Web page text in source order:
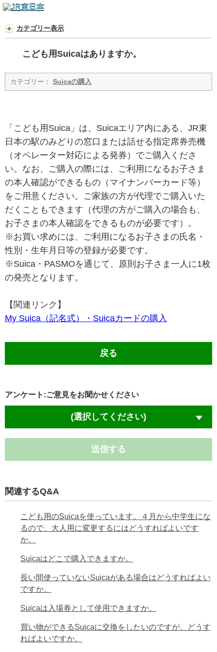
カテゴリー表示
こども用Suicaはありますか。
カテゴリー： Suicaの購入
「こども用Suica」は、Suicaエリア内にある、JR東
日本の駅のみどりの窓口または話せる指定席券売機
（オペレーター対応による発券）でご購入くださ
い。なお、ご購入の際には、ご利用になるお子さま
の本人確認ができるもの（マイナンバーカード等）
をご用意ください。ご家族の方が代理でご購入いた
だくこともできます（代理の方がご購入の場合も、
お子さまの本人確認をできるものが必要です）。
※お買い求めには、ご利用になるお子さまの氏名・
性別・生年月日等の登録が必要です。
※Suica・PASMOを通じて、原則お子さま一人に1枚
の発売となります。
【関連リンク】
My Suica（記名式）・Suicaカードの購入
戻る
アンケート:ご意見をお聞かせください
(選択してください)
送信する
関連するQ&A
こども用のSuicaを使っています。４月から中学生にな
るので、大人用に変更するにはどうすればよいです
か。
Suicaはどこで購入できますか。
長い間使っていないSuicaがある場合はどうすればよい
ですか。
Suicaは入場券として使用できますか。
買い物ができるSuicaに交換をしたいのですが、どうす
ればよいですか。